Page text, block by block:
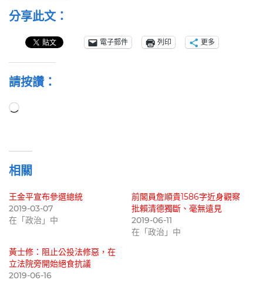
分享此文：
電子郵件 列印 更多
請按讚：
正
相關
王金平宣布參選總統
2019-03-07
在「政治」中
前閣員詹順貴1586字近身觀察
批賴清德獨斷、毫無遠見
2019-06-11
在「政治」中
黃士修：阻止公投法修惡，在
立法院旁開始絕食抗議
2019-06-16